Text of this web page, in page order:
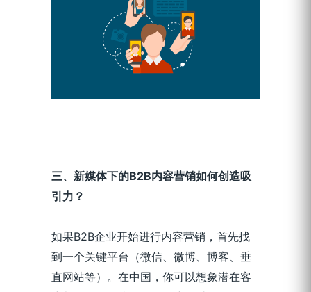
三、新媒体下的B2B内容营销如何创造吸
引力？
如果B2B企业开始进行内容营销，首先找
到一个关键平台（微信、微博、博客、垂
直网站等）。在中国，你可以想象潜在客